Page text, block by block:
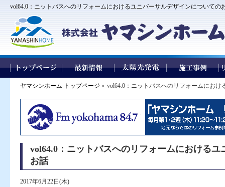
vol64.0：ニットバスへのリフォームにおけるユニバーサルデザインについて
ヤマシンホーム トップページ » vol64.0：ニットバスへのリフォームにお
vol64.0：ニットバスへのリフォームにおける
お話
2017年6月22日(木)